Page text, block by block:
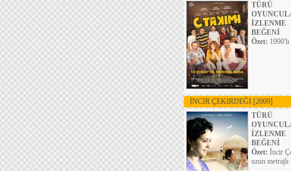
TÜRÜ
İZLENME
BEĞENİ
Özet:
İNCIR ÇEKIRDEĞI [2009]
TÜRÜ
İZLENME
BEĞENİ
Özet: İncir
uzun